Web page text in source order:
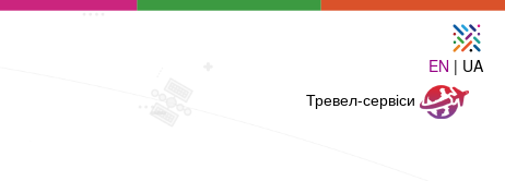
EN | UA
Тревел-сервіси
Тревел-
сервіси